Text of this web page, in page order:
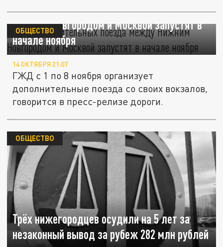
Три дополнительных поезда между
Нижним Новгородом и Москвой запустят в
начале ноября
ОБЩЕСТВО
14 ОКТЯБРЯ 21:07
ГЖД с 1 по 8 ноября организует
дополнительные поезда со своих вокзалов,
говорится в пресс-релизе дороги.
Трёх нижегородцев осудили на 5 лет за
незаконный вывод за рубеж 282 млн рублей
ОБЩЕСТВО